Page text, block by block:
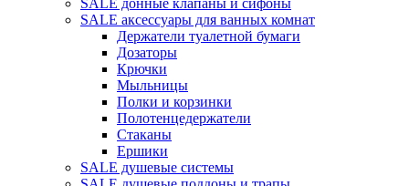
SALE донные клапаны и сифоны
SALE аксессуары для ванных комнат
Держатели туалетной бумаги
Дозаторы
Крючки
Мыльницы
Полки и корзинки
Полотенцедержатели
Стаканы
Ершики
SALE душевые системы